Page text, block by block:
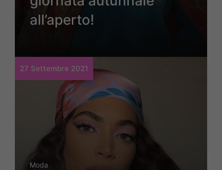
all’aperto!
27 Settembre 2021
Moda